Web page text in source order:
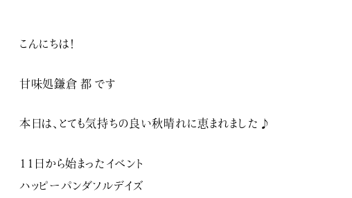
こんにちは！
甘味処鎌倉 都 です
本日は、とても気持ちの良い秋晴れに恵まれました♪
11日から始まったイベント
ハッピーパンダフルデイズ